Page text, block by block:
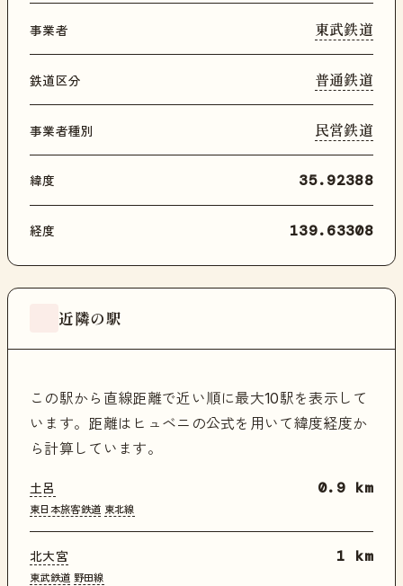
事業者 東武鉄道
鉄道区分 普通鉄道
事業者種別 民営鉄道
緯度 35.92388
経度 139.63308
近隣の駅
この駅から直線距離で近い順に最大10駅を表示して
います。距離はヒュベニの公式を用いて緯度経度か
ら計算しています。
土呂
東日本旅客鉄道 東北線
0.9 km
北大宮
東武鉄道 野田線
1 km